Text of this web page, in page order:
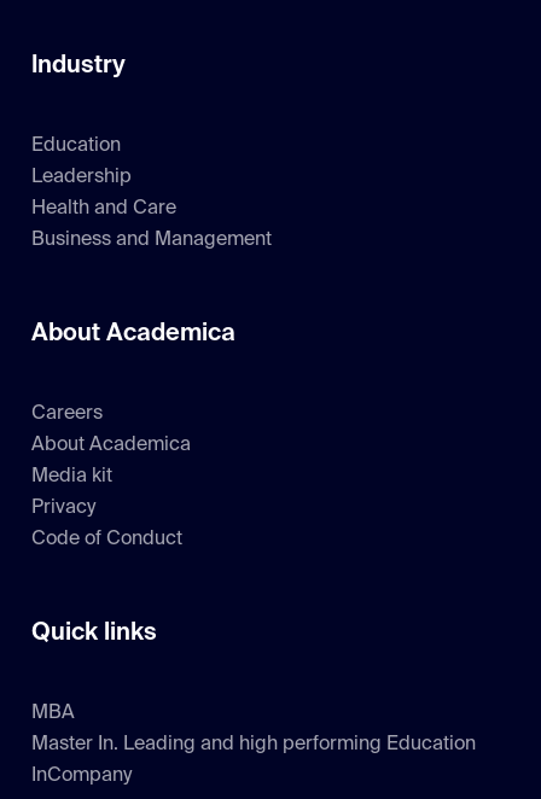
Industry
Education
Leadership
Health and Care
Business and Management
About Academica
Careers
About Academica
Media kit
Privacy
Code of Conduct
Quick links
MBA
Master In. Leading and high performing Education
InCompany